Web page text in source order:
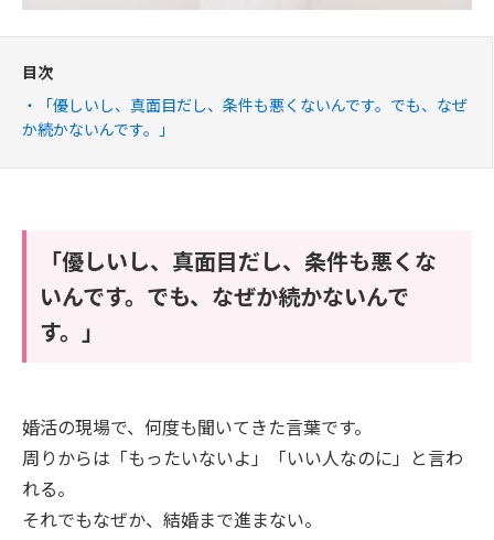
目次
「優しいし、真面目だし、条件も悪くないんです。でも、なぜ
か続かないんです。」
「優しいし、真面目だし、条件も悪くな
いんです。でも、なぜか続かないんで
す。」
婚活の現場で、何度も聞いてきた言葉です。
周りからは「もったいないよ」「いい人なのに」と言わ
れる。
それでもなぜか、結婚まで進まない。